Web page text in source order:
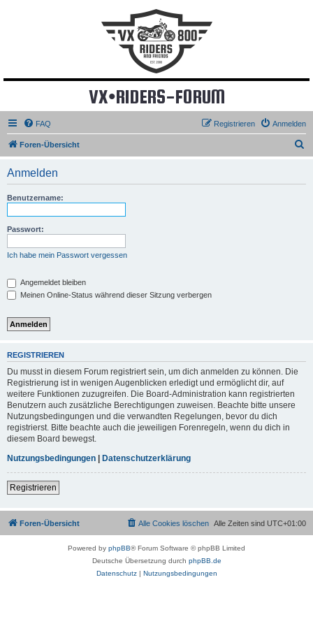
VX•RIDERS-FORUM
FAQ Anmelden
Registrieren
Foren-Übersicht
Anmelden
Benutzername:
Passwort:
Ich habe mein Passwort vergessen
Angemeldet bleiben
Meinen Online-Status während dieser Sitzung verbergen
REGISTRIEREN
Du musst in diesem Forum registriert sein, um dich anmelden zu können. Die
Registrierung ist in wenigen Augenblicken erledigt und ermöglicht dir, auf
weitere Funktionen zuzugreifen. Die Board-Administration kann registrierten
Benutzern auch zusätzliche Berechtigungen zuweisen. Beachte bitte unsere
Nutzungsbedingungen und die verwandten Regelungen, bevor du dich
registrierst. Bitte beachte auch die jeweiligen Forenregeln, wenn du dich in
diesem Board bewegst.
Nutzungsbedingungen | Datenschutzerklärung
Registrieren
Foren-Übersicht Alle Zeiten sind UTC+01:00
Alle Cookies löschen
Powered by phpBB® Forum Software © phpBB Limited
Deutsche Übersetzung durch phpBB.de
Datenschutz| Nutzungsbedingungen